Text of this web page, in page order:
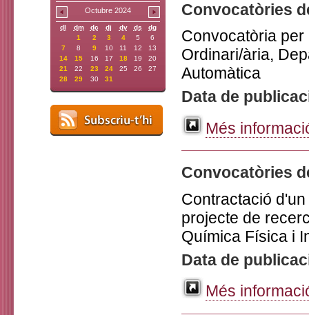
Octubre 2024
dl dm dc dj dv ds
dg
1
2 3 4 5
6
7
8 9 10 11 12
13
14
15 16 17 18 19
20
21
22 23 24 25 26
27
28
29 30 31
Convocatòries
Convocatòria
Ordinari/ària,
Automàtica
Data de
Més
Convocatòries
Contractació
projecte de
Química Física i
Data de
Més